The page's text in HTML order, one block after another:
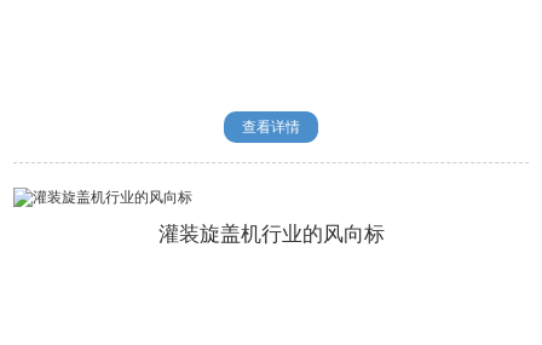
查看详情
灌装旋盖机行业的风向标